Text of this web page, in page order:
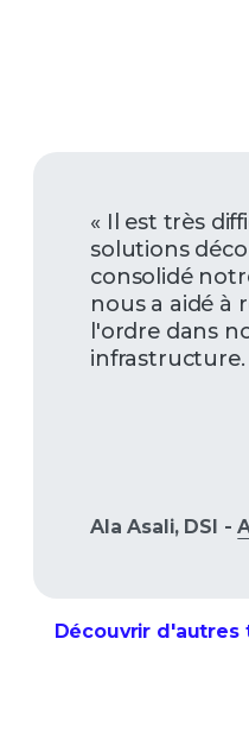
« Il est très
solutions
consolidé
nous a aidé à
l'ordre dans
infrastructure.
Ala Asali, DSI -
Découvrir